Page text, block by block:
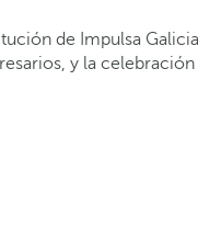
de Impulsa
y la celebración